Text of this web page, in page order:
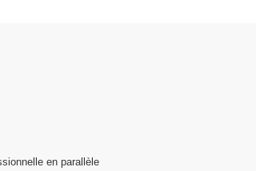
en parallèle